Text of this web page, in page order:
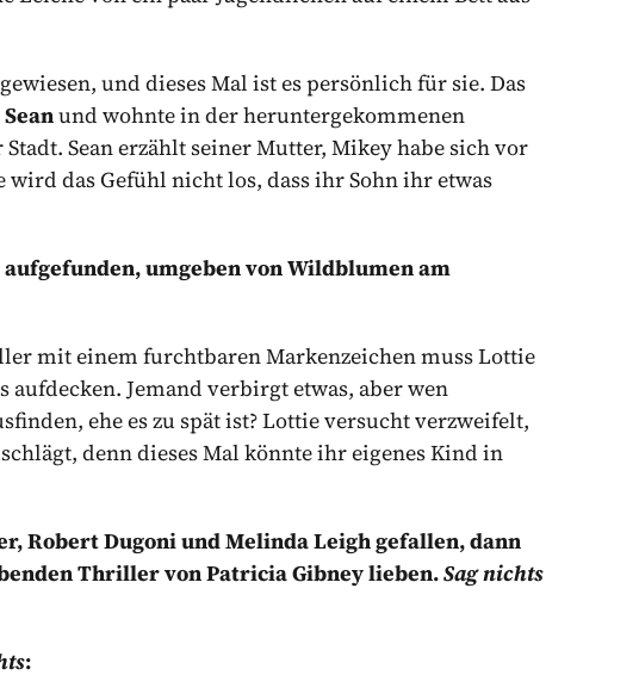
und dieses Mal ist es persönlich für sie. Das
Seanund wohnte in der heruntergekommenen
Sean erzählt seiner Mutter, Mikey habe sich vor
das Gefühl nicht los, dass ihr Sohn ihr etwas
umgeben von Wildblumen am
mit einem furchtbaren Markenzeichen muss Lottie
Jemand verbirgt etwas, aber wen
ehe es zu spät ist? Lottie versucht verzweifelt,
denn dieses Mal könnte ihr eigenes Kind in
Robert Dugoni und Melinda Leigh gefallen, dann
Thriller von Patricia Gibney lieben.Sag nichts
: